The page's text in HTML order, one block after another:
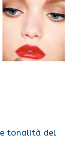
tonalità del